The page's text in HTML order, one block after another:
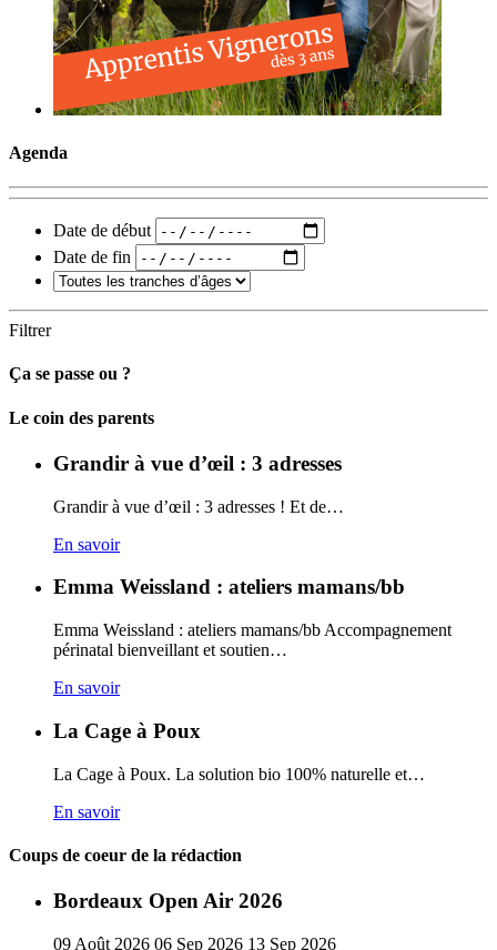
Agenda
Date de début
Date de fin
Filtrer
Ça se passe ou ?
Carto
Le coin des parents
Grandir à vue d’œil : 3 adresses
Grandir à vue d’œil : 3 adresses ! Et de…
En savoir
Emma Weissland : ateliers mamans/bb
Emma Weissland : ateliers mamans/bb Accompagnement
périnatal bienveillant et soutien…
En savoir
La Cage à Poux
La Cage à Poux. La solution bio 100% naturelle et…
En savoir
Coups de coeur de la rédaction
Bordeaux Open Air 2026
09 Août 2026 06 Sep 2026 13 Sep 2026